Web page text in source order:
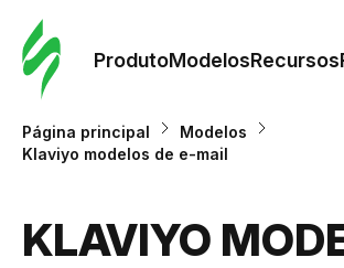
ProdutoModelosRecursos
Página principal
Modelos
Klaviyo modelos de e-mail
KLAVIYO